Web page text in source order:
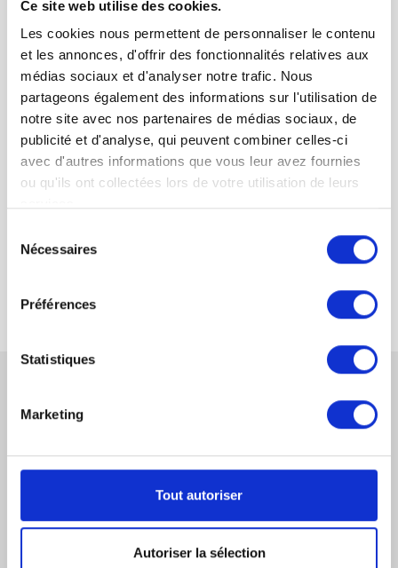
Ce site web utilise des cookies.
Les cookies nous permettent de personnaliser le contenu
et les annonces, d'offrir des fonctionnalités relatives aux
médias sociaux et d'analyser notre trafic. Nous
partageons également des informations sur l'utilisation de
notre site avec nos partenaires de médias sociaux, de
publicité et d'analyse, qui peuvent combiner celles-ci
avec d'autres informations que vous leur avez fournies
ou qu'ils ont collectées lors de votre utilisation de leurs
Nécessaires
Préférences
Statistiques
Marketing
Tout autoriser
Autoriser la sélection
You must belogged in to post a comment.
CONTACTEZ-NOUS